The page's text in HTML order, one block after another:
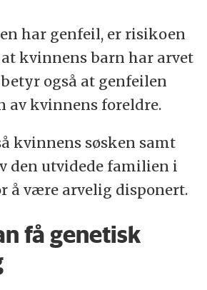
har genfeil, er risikoen
kvinnens barn har arvet
også at genfeilen
av kvinnens foreldre.
kvinnens søsken samt
den utvidede familien i
å være arvelig disponert.
få genetisk